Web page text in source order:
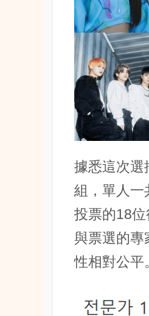
據悉這次選
組，單人一
投票的18
與票選的專
性相對公平